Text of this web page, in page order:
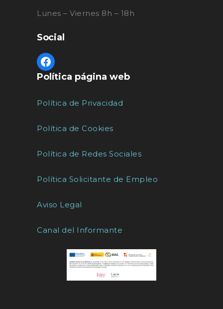
Lunes – Viernes 8h – 18h
Social
Política página web
Política de Privacidad
Política de Cookies
Política de Redes Sociales
Política Solicitante de Empleo
Aviso Legal
Canal del Informante